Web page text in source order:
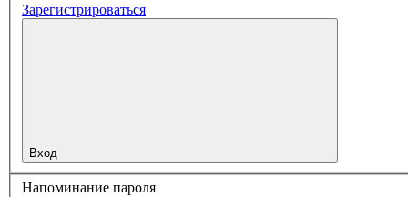
Зарегистрироваться
Вход
Напоминание пароля